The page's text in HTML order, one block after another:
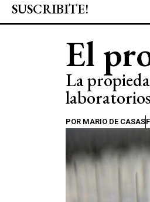
SUSCRIBITE!
El
La
laboratorios
POR MARIO DE CASAS